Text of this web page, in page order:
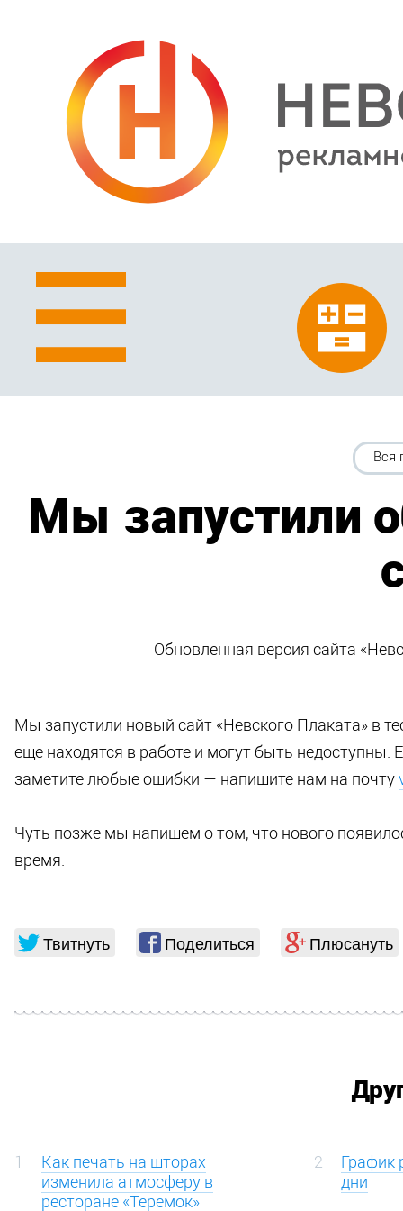
Вся
Мы запустили
Обновленная версия сайта
Мы запустили новый сайт «Невского Плаката» в
еще находятся в работе и могут быть недоступны.
заметите любые ошибки — напишите нам на почту
Чуть позже мы напишем о том, что нового
время.
Твитнуть Поделиться Плюсануть
1
Как печать на шторах
изменила атмосферу в
ресторане «Теремок»
2
График
дни